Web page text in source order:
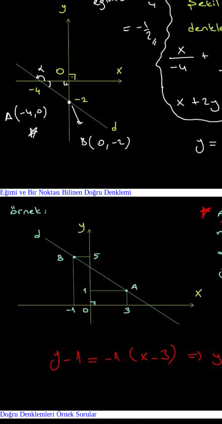
Eğimi ve Bir Noktası Bilinen Doğru Denklemi
Doğru Denklemleri Örnek Sorular